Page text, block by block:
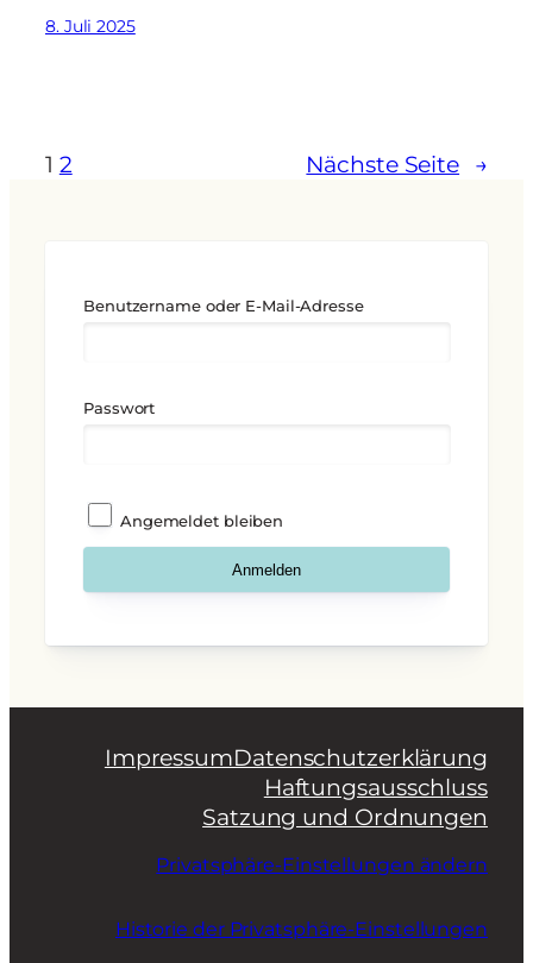
8. Juli 2025
1 2 Nächste Seite →
Benutzername oder E-Mail-Adresse
Passwort
Angemeldet bleiben
ImpressumDatenschutzerklärung
Haftungsausschluss
Satzung und Ordnungen
Privatsphäre-Einstellungen ändern
Historie der Privatsphäre-Einstellungen